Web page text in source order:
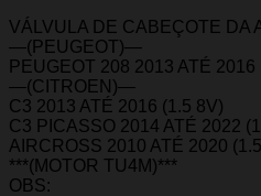
VÁLVULA DE CABEÇOTE DA
—(PEUGEOT)—
PEUGEOT 208 2013 ATÉ 2016
—(CITROEN)—
C3 2013 ATÉ 2016 (1.5 8V)
C3 PICASSO 2014 ATÉ 2022
AIRCROSS 2010 ATÉ 2020
***(MOTOR TU4M)***
OBS: